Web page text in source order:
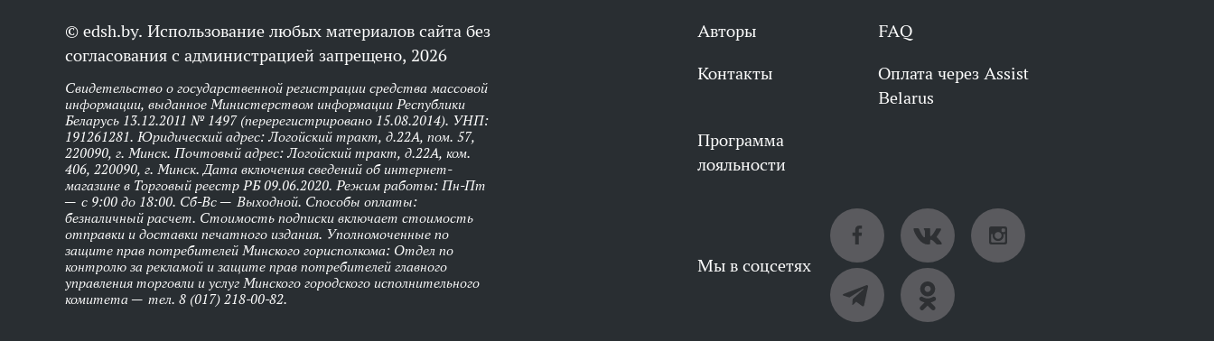
© edsh.by. Использование любых материалов сайта без
согласования с администрацией запрещено, 2026
Свидетельство о государственной регистрации средства массовой
информации, выданное Министерством информации Республики
Беларусь 13.12.2011 № 1497 (перерегистрировано 15.08.2014). УНП:
191261281. Юридический адрес: Логойский тракт, д.22А, пом. 57,
220090, г. Минск. Почтовый адрес: Логойский тракт, д.22А, ком.
406, 220090, г. Минск. Дата включения сведений об интернет-
магазине в Торговый реестр РБ 09.06.2020. Режим работы: Пн-Пт
— с 9:00 до 18:00. Сб-Вс — Выходной. Способы оплаты:
безналичный расчет. Стоимость подписки включает стоимость
отправки и доставки печатного издания. Уполномоченные по
защите прав потребителей Минского горисполкома: Отдел по
контролю за рекламой и защите прав потребителей главного
управления торговли и услуг Минского городского исполнительного
комитета — тел. 8 (017) 218-00-82.
Авторы FAQ
Контакты
Оплата через Assist
Belarus
Программа
лояльности
Мы в соцсетях